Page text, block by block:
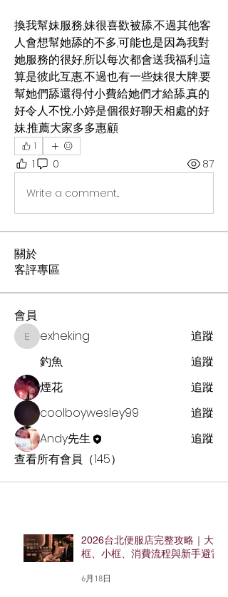
換我幫妹服務,妹很喜歡被舔,不過其他客
人會想幫她舔的不多,可能也是因為我對
她服務的很好,所以每次都會送我福利,這
算是彼此互惠,不過也有一些妹很大牌,要
幫她們舔還得付小費給她們才給舔,真的
好令人不悅,小婷是個很好聊天相處的好
妹,推薦大家多多惠顧
1
1 0 87
Write a comment...
關於
客評專區
會員
exheking
exheking
追蹤
釣魚
追蹤
煙花
追蹤
coolboywesley99
追蹤
Andy先生
追蹤
查看所有會員（145）
2026台北便服店完整攻略｜大
框、小框、消費流程與新手避雷
6月18日